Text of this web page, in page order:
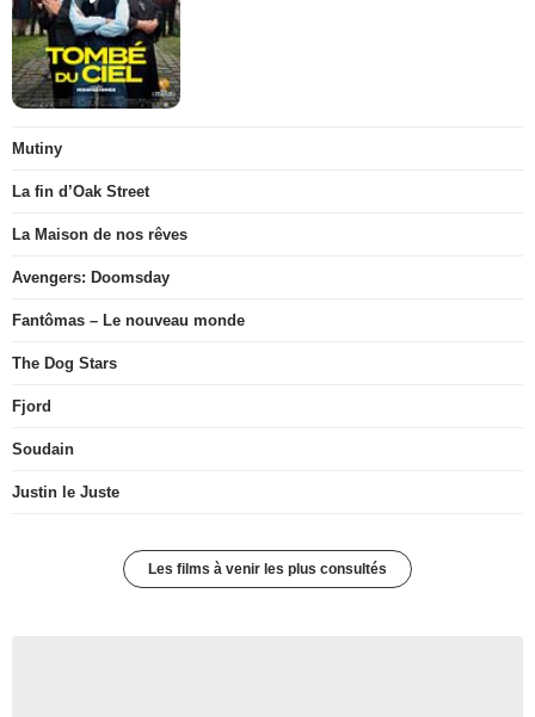
Mutiny
La fin d’Oak Street
La Maison de nos rêves
Avengers: Doomsday
Fantômas – Le nouveau monde
The Dog Stars
Fjord
Soudain
Justin le Juste
Les films à venir les plus consultés